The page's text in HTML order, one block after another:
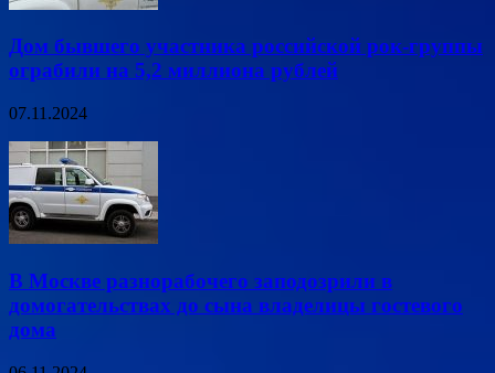
Дом бывшего участника российской рок-группы
ограбили на 5,2 миллиона рублей
07.11.2024
В Москве разнорабочего заподозрили в
домогательствах до сына владелицы гостевого
дома